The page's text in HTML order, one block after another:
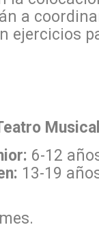
a
ejercicios
6-12
13-19